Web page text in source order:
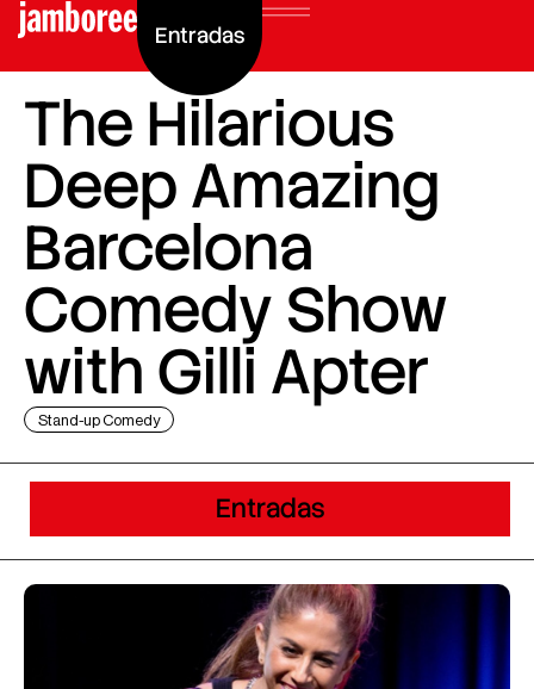
Entradas
The Hilarious
Deep Amazing
Barcelona
Comedy Show
with Gilli Apter
Stand-up Comedy
Entradas